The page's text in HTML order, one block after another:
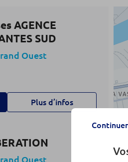
AGENCE
SUD
Ouest
Plus d’infos
Ouest